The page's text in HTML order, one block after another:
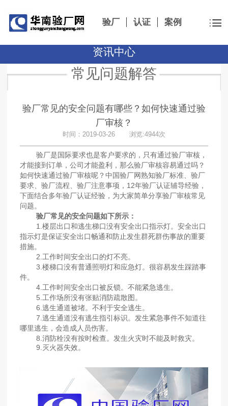
验厂 认证 案例
资讯中心
常见问题解答
验厂常见的安全问题有哪些？如何快速通过验
厂审核？
时间：2019-03-26 浏览:4944次
验厂是国际要求也是客户要求的，只有通过验厂审核，
才能接到订单，公司才能盈利，那么验厂审核容易通过吗？
如何快速通过验厂审核呢？中国验厂网熟知验厂标准、验厂
要求、验厂流程、验厂注意事项，12年验厂认证辅导经验，
下面结合多年验厂认证经验，为大家简单分享验厂审核常见
问题。
验厂常见的安全问题如下所示：
1.楼层出口和逃生梯口没有安全出口指示灯。安全出口
指示灯是保证安全出口畅通和防止发生群死群伤事故的重要
措施。
2.工作时间安全出口的灯不亮。
3.楼梯口没有普通照明灯和应急灯。很容易发生踩踏事
件。
4.工作时间安全出口被反锁。不能紧急逃生。
5.工作场所没有张贴消防疏散图。
6.逃生通道被堵。不利于安全逃生。
7.逃生通道没有逃生指引标识。发生紧急事件不知道往
哪里逃生，会造成人员伤害。
8.消防栓没有按时检查。发生火灾时不能及时救灾。
9.灭火器失效。